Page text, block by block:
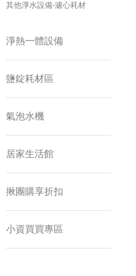
其他淨水設備-濾心耗材
淨熱一體設備
鹽錠耗材區
氣泡水機
居家生活館
揪團購享折扣
小資買買專區